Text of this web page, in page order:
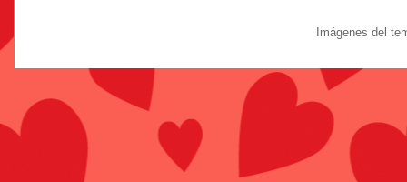
Imágenes del